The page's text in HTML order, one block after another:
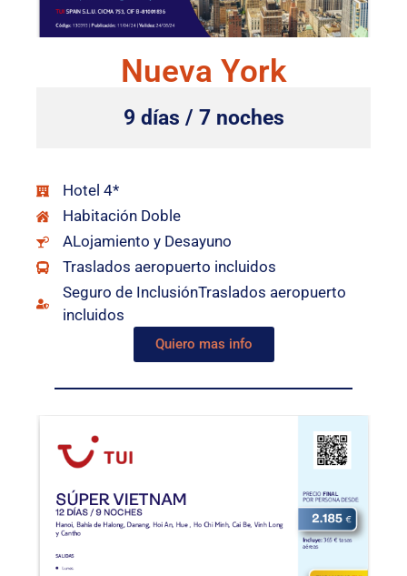
Nueva York
9 días / 7 noches
Hotel 4*
Habitación Doble
ALojamiento y Desayuno
Traslados aeropuerto incluidos
Seguro de InclusiónTraslados aeropuerto
incluidos
Quiero mas info